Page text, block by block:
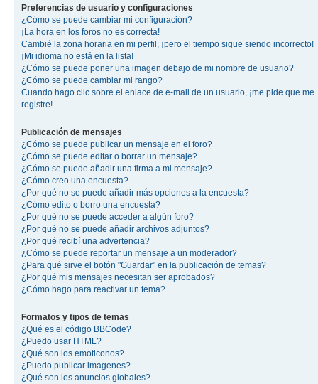
Preferencias de usuario y configuraciones
¿Cómo se puede cambiar mi configuración?
¡La hora en los foros no es correcta!
Cambié la zona horaria en mi perfil, ¡pero el tiempo sigue siendo incorrecto!
¡Mi idioma no está en la lista!
¿Cómo se puede poner una imagen debajo de mi nombre de usuario?
¿Cómo se puede cambiar mi rango?
Cuando hago clic sobre el enlace de e-mail de un usuario, ¡me pide que me
registre!
Publicación de mensajes
¿Cómo se puede publicar un mensaje en el foro?
¿Cómo se puede editar o borrar un mensaje?
¿Cómo se puede añadir una firma a mi mensaje?
¿Cómo creo una encuesta?
¿Por qué no se puede añadir más opciones a la encuesta?
¿Cómo edito o borro una encuesta?
¿Por qué no se puede acceder a algún foro?
¿Por qué no se puede añadir archivos adjuntos?
¿Por qué recibí una advertencia?
¿Cómo se puede reportar un mensaje a un moderador?
¿Para qué sirve el botón "Guardar" en la publicación de temas?
¿Por qué mis mensajes necesitan ser aprobados?
¿Cómo hago para reactivar un tema?
Formatos y tipos de temas
¿Qué es el código BBCode?
¿Puedo usar HTML?
¿Qué son los emoticonos?
¿Puedo publicar imagenes?
¿Qué son los anuncios globales?